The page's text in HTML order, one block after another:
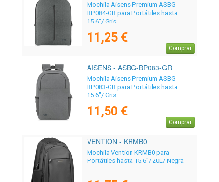
Mochila Aisens Premium ASBG-
BP084-GR para Portátiles hasta
15.6"/ Gris
11,25 €
Comprar
AISENS - ASBG-BP083-GR
Mochila Aisens Premium ASBG-
BP083-GR para Portátiles hasta
15.6"/ Gris
11,50 €
Comprar
VENTION - KRMB0
Mochila Vention KRMB0 para
Portátiles hasta 15.6"/ 20L/ Negra